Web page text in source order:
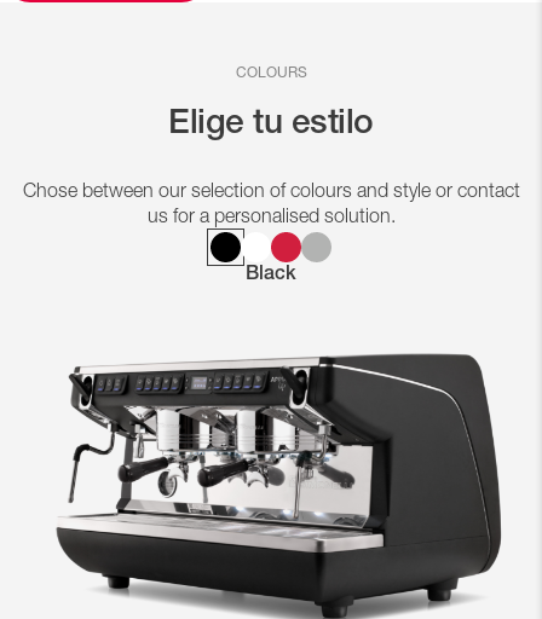
COLOURS
Elige tu estilo
Chose between our selection of colours and style or contact
us for a personalised solution.
Black